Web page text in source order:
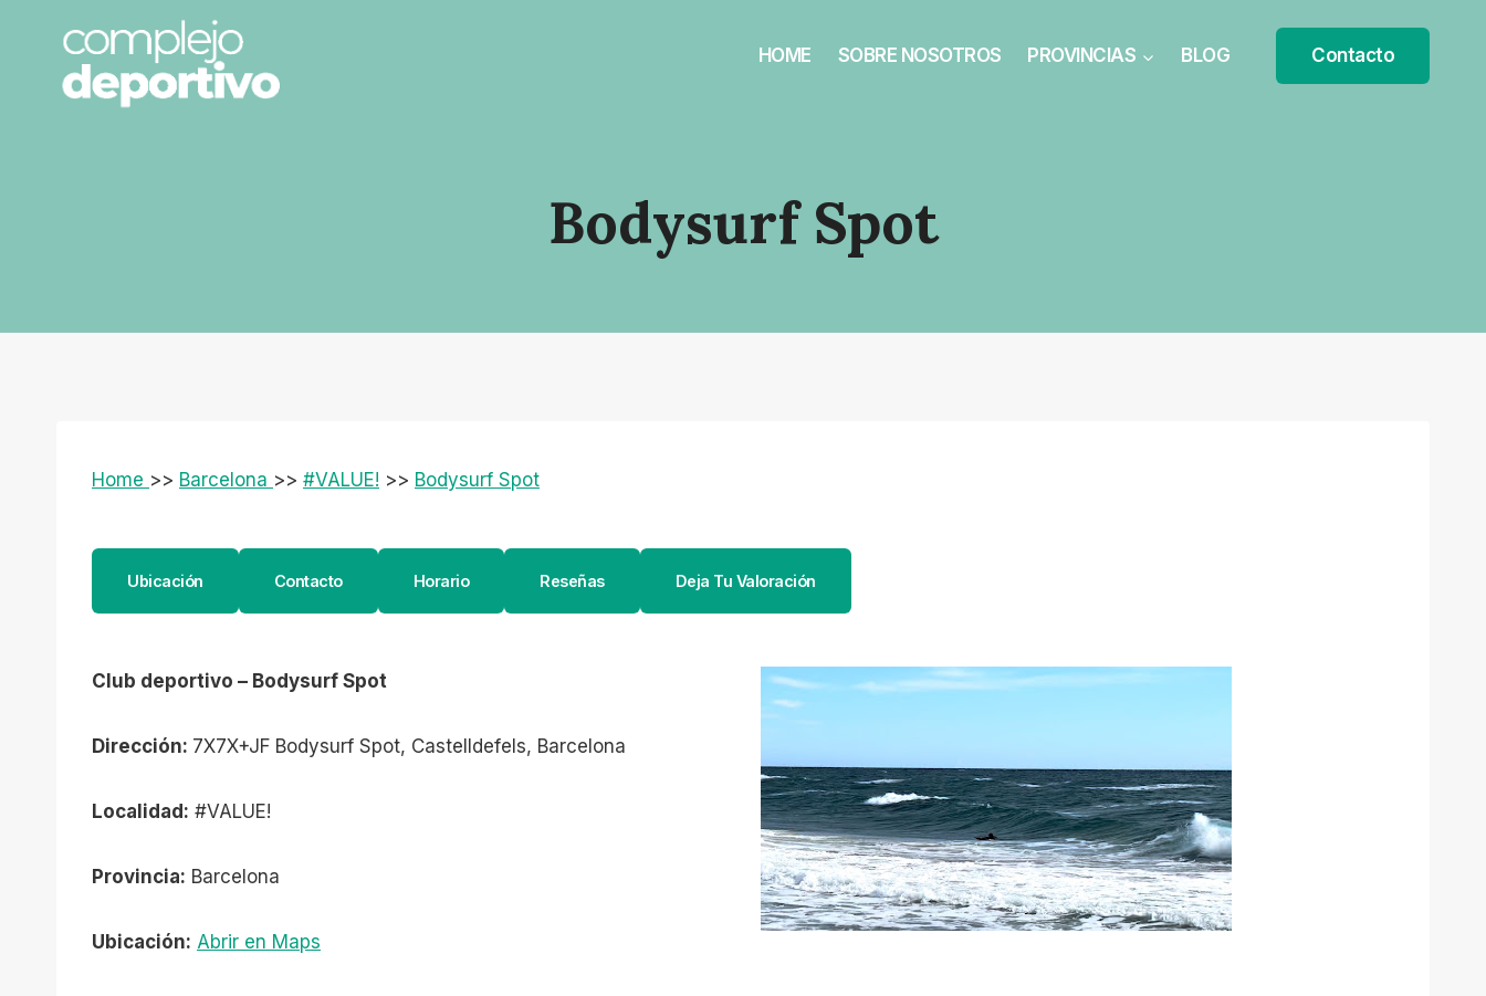
contenido
HOME SOBRE NOSOTROS PROVINCIAS BLOG Contacto
Bodysurf Spot
Home >> Barcelona >> #VALUE! >> Bodysurf Spot
Ubicación Contacto Horario Reseñas Deja Tu Valoración
Club deportivo – Bodysurf Spot
Dirección: 7X7X+JF Bodysurf Spot, Castelldefels, Barcelona
Localidad: #VALUE!
Provincia: Barcelona
Ubicación: Abrir en Maps